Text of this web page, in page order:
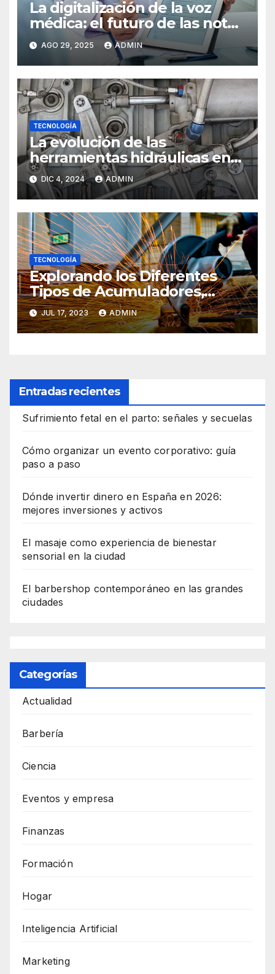
La digitalización de la voz
médica: el futuro de las notas
clínicas
AGO 29, 2025 ADMIN
TECNOLOGÍA
La evolución de las
herramientas hidráulicas en
la industria moderna
DIC 4, 2024 ADMIN
TECNOLOGÍA
Explorando los Diferentes
Tipos de Acumuladores,
Componentes de Grupos
Hidráulicos y Cilindros para un
Rendimiento Óptimo
JUL 17, 2023 ADMIN
Entradas recientes
Sufrimiento fetal en el parto: señales y secuelas
Cómo organizar un evento corporativo: guía
paso a paso
Dónde invertir dinero en España en 2026:
mejores inversiones y activos
El masaje como experiencia de bienestar
sensorial en la ciudad
El barbershop contemporáneo en las grandes
ciudades
Categorías
Actualidad
Barbería
Ciencia
Eventos y empresa
Finanzas
Formación
Hogar
Inteligencia Artificial
Marketing